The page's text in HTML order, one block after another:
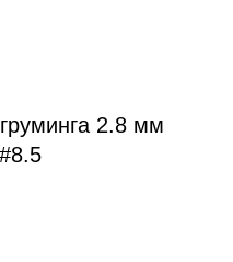
2.8 мм